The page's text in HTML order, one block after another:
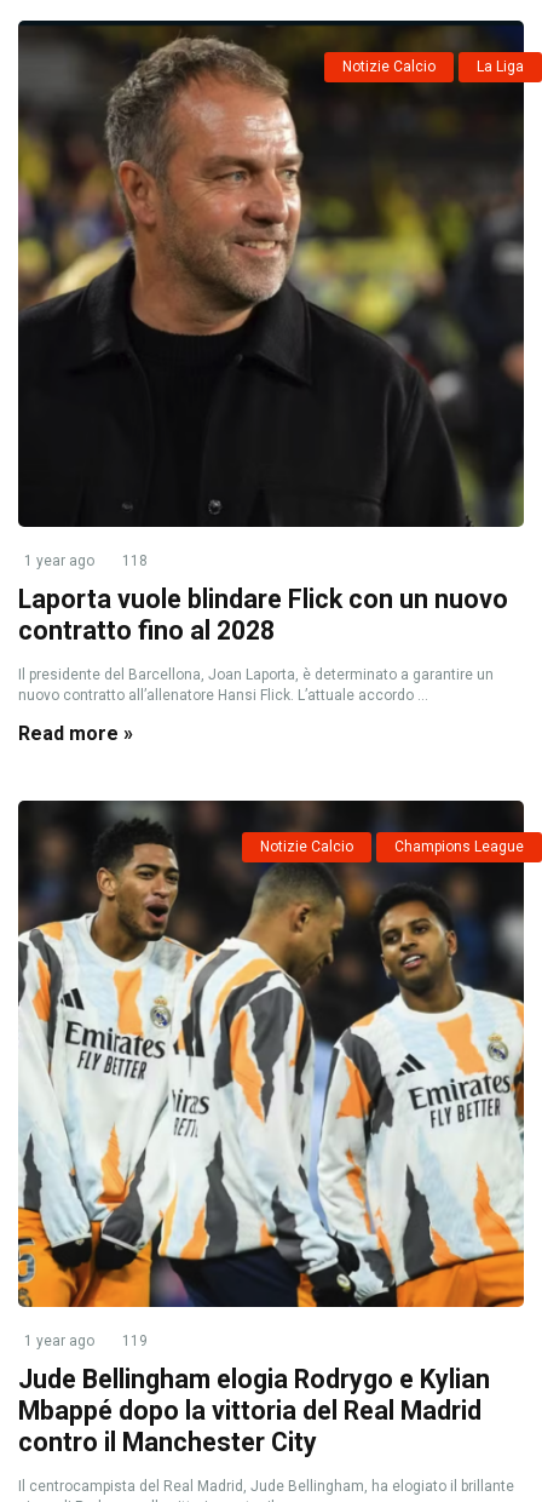
Notizie Calcio La Liga
1 year ago 118
Laporta vuole blindare Flick con un nuovo
contratto fino al 2028
Il presidente del Barcellona, Joan Laporta, è determinato a garantire un
nuovo contratto all’allenatore Hansi Flick. L’attuale accordo ...
Read more »
Notizie Calcio Champions League
1 year ago 119
Jude Bellingham elogia Rodrygo e Kylian
Mbappé dopo la vittoria del Real Madrid
contro il Manchester City
Il centrocampista del Real Madrid, Jude Bellingham, ha elogiato il brillante